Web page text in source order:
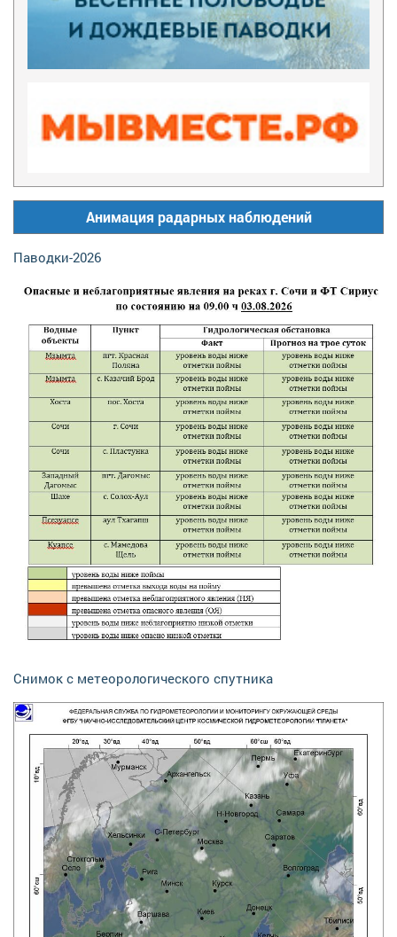
Анимация радарных наблюдений
Паводки-2026
Снимок с метеорологического спутника